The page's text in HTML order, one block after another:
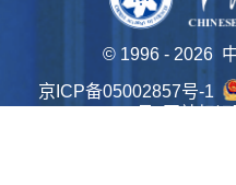
© 1996 - 2026
京ICP备05002857号-1